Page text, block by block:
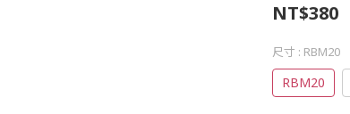
NT$380
尺寸 : RBM20
RBM20